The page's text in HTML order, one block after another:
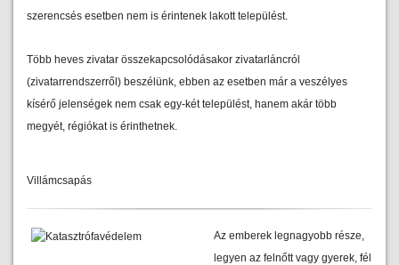
szerencsés esetben nem is érintenek lakott települést.
Több heves zivatar összekapcsolódásakor zivatarláncról
(zivatarrendszerről) beszélünk, ebben az esetben már a veszélyes
kísérő jelenségek nem csak egy-két települést, hanem akár több
megyét, régiókat is érinthetnek.
Villámcsapás
Az emberek legnagyobb része,
legyen az felnőtt vagy gyerek, fél